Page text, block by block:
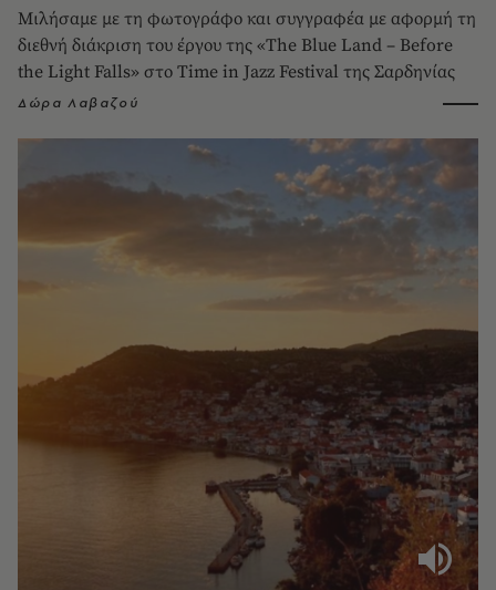
Μιλήσαμε με τη φωτογράφο και συγγραφέα με αφορμή τη
διεθνή διάκριση του έργου της «The Blue Land – Before
the Light Falls» στο Time in Jazz Festival της Σαρδηνίας
Δώρα Λαβαζού